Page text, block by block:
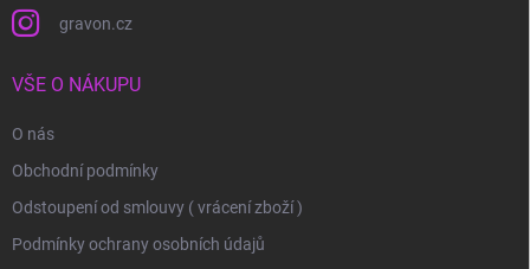
gravon.cz
VŠE O NÁKUPU
O nás
Obchodní podmínky
Odstoupení od smlouvy ( vrácení zboží )
Podmínky ochrany osobních údajů